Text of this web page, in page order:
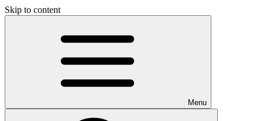
Skip to content
Menu